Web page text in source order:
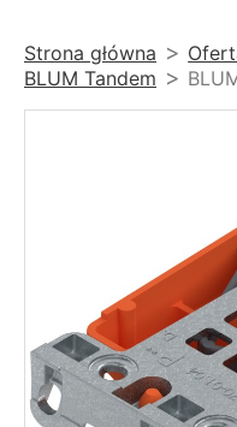
Strona główna
BLUM Tandem